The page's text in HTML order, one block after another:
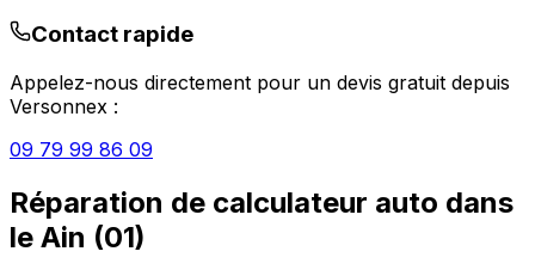
Contact rapide
Appelez-nous directement pour un devis gratuit depuis
Versonnex :
09 79 99 86 09
Réparation de calculateur auto dans
le Ain (01)